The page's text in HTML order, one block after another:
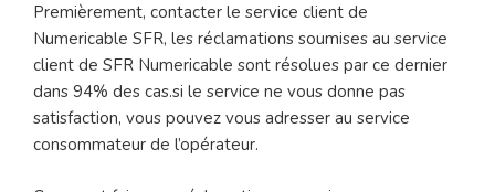
Premièrement, contacter le service client de
Numericable SFR, les réclamations soumises au service
client de SFR Numericable sont résolues par ce dernier
dans 94% des cas.si le service ne vous donne pas
satisfaction, vous pouvez vous adresser au service
consommateur de l’opérateur.